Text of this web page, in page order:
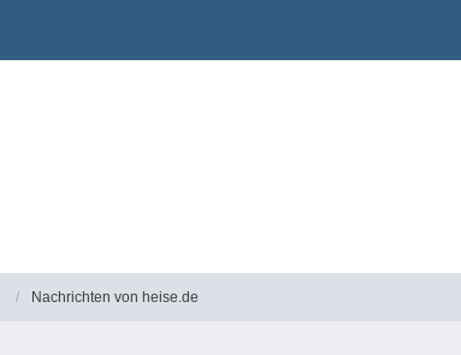
Nachrichten von heise.de